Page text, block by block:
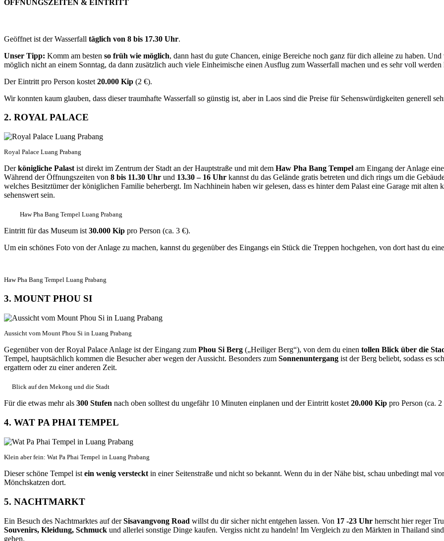
ÖFFNUNGSZEITEN & EINTRITT
Geöffnet ist der Wasserfall täglich von 8 bis 17.30 Uhr.
Unser Tipp: Komm am besten so früh wie möglich, dann hast du gute Chancen, einige Bereiche noch ganz für dich alleine zu haben.
möglich nicht an einem Sonntag, da dann zusätzlich auch viele Einheimische einen Ausflug zum Wasserfall machen und es sehr voll werden
Der Eintritt pro Person kostet 20.000 Kip (2 €).
Wir konnten kaum glauben, dass dieser traumhafte Wasserfall so günstig ist, aber in Laos sind die Preise für Sehenswürdigkeiten generell
2. ROYAL PALACE
Royal Palace Luang Prabang
Derkönigliche Palast ist direkt im Zentrum der Stadt an der Hauptstraße und mit dem Haw Pha Bang Tempel am Eingang der Anlage
Während der Öffnungszeiten von 8 bis 11.30 Uhr und 13.30 – 16 Uhr kannst du das Gelände gratis betreten und dich rings um die
welches Besitztümer der königlichen Familie beherbergt. Im Nachhinein haben wir gelesen, dass es hinter dem Palast eine Garage mit
sehenswert sein.
Haw Pha Bang Tempel Luang Prabang
Eintritt für das Museum ist30.000 Kip pro Person (ca. 3 €).
Um ein schönes Foto von der Anlage zu machen, kannst du gegenüber des Eingangs ein Stück die Treppen hochgehen, von dort hast du
Haw Pha Bang Tempel Luang Prabang
3. MOUNT PHOU SI
Aussicht vom Mount Phou Si in Luang Prabang
Gegenüber von der Royal Palace Anlage ist der Eingang zum Phou Si Berg („Heiliger Berg“), von dem du einen tollen Blick über die
Tempel, hauptsächlich kommen die Besucher aber wegen der Aussicht. Besonders zum Sonnenuntergang ist der Berg beliebt, sodass es
ergattern oder zu einer anderen Zeit.
Blick auf den Mekong und die Stadt
Für die etwas mehr als 300 Stufen nach oben solltest du ungefähr 10 Minuten einplanen und der Eintritt kostet20.000 Kip pro Person (ca. 2
4. WAT PA PHAI TEMPEL
Klein aber fein: Wat Pa Phai Tempel in Luang Prabang
Dieser schöne Tempel ist ein wenig versteckt in einer Seitenstraße und nicht so bekannt. Wenn du in der Nähe bist, schau unbedingt mal
Mönchskatzen dort.
5. NACHTMARKT
Ein Besuch des Nachtmarktes auf derSisavangvong Road willst du dir sicher nicht entgehen lassen. Von 17 -23 Uhr herrscht hier reger
Souvenirs, Kleidung, Schmuck und allerlei sonstige Dinge kaufen. Vergiss nicht zu handeln! Im Vergleich zu den Märkten in Thailand
gehen.